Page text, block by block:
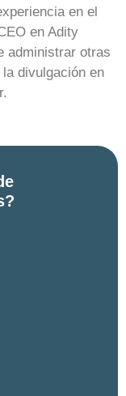
en el
en Adity
administrar otras
divulgación en